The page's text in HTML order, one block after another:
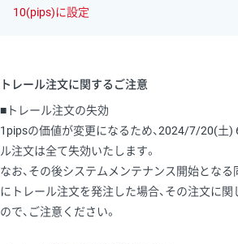
10(pips)に設定
トレール注文に関するご注意
■トレール注文の失効
1pipsの価値が変更になるため、2024/7/20(土)
ル注文は全て失効いたします。
なお、その後システムメンテナンス開始とな
にトレール注文を発注した場合、その注文に
ので、ご注意ください。